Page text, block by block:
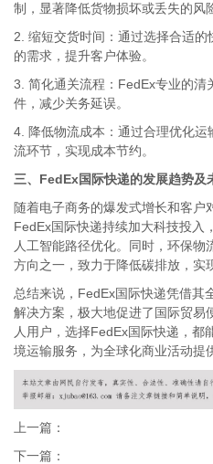
制，显著降低货物损坏或丢失的风
2. 缩短交货时间：通过选择合适
的需求，提升客户体验。
3. 简化通关流程：FedEx专业的清
件，减少关务延误。
4. 降低物流成本：通过合理优化
流环节，实现成本节约。
三、FedEx国际快递的发展趋势及
随着电子商务的爆发式增长和客户
FedEx国际快递持续加大科技投入
人工智能路径优化。同时，环保
方向之一，致力于降低碳排放，实
总结来说，FedEx国际快递凭借其
解决方案，极大地促进了国际贸易
人用户，选择FedEx国际快递，都
境运输服务，为全球化商业活动提
上一篇：
下一篇：